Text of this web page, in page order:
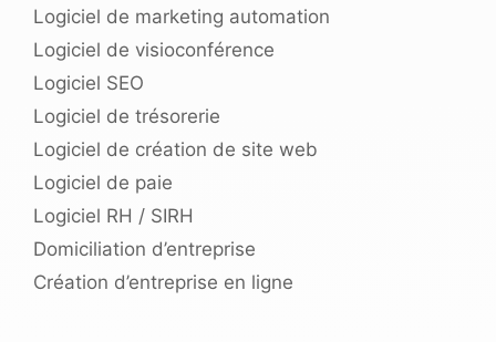
Logiciel de marketing automation
Logiciel de visioconférence
Logiciel SEO
Logiciel de trésorerie
Logiciel de création de site web
Logiciel de paie
Logiciel RH / SIRH
Domiciliation d’entreprise
Création d’entreprise en ligne